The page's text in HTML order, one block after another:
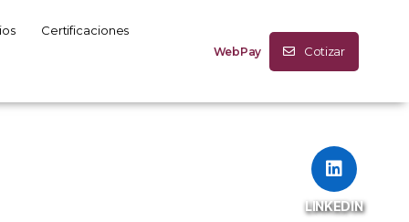
Certificaciones
WebPay Cotizar
LINKEDIN